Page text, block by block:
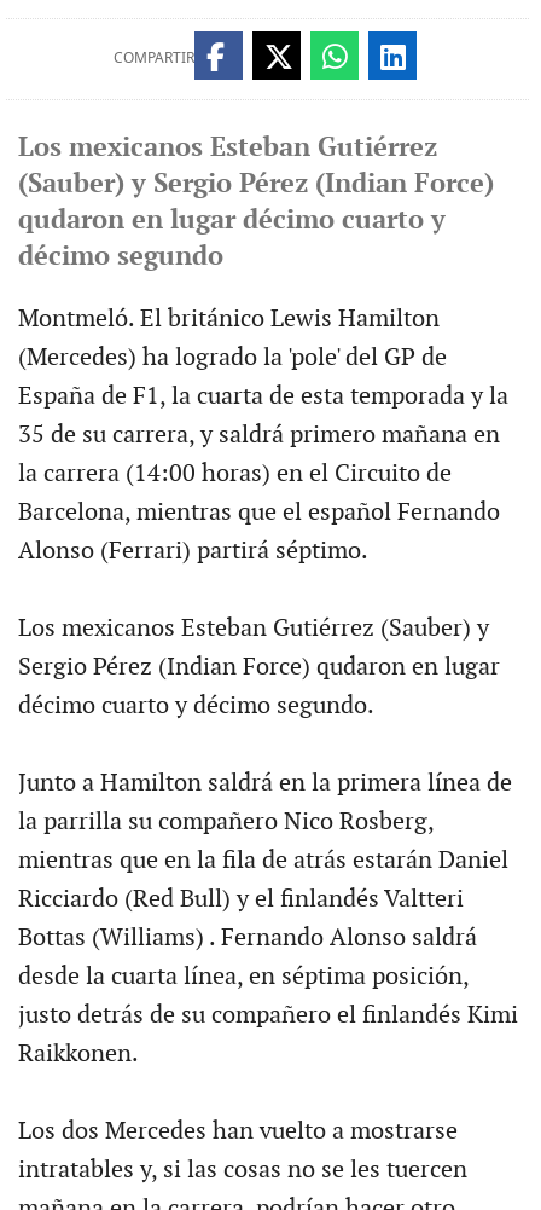
COMPARTIR
Los mexicanos Esteban Gutiérrez
(Sauber) y Sergio Pérez (Indian Force)
qudaron en lugar décimo cuarto y
décimo segundo
Montmeló. El británico Lewis Hamilton
(Mercedes) ha logrado la 'pole' del GP de
España de F1, la cuarta de esta temporada y la
35 de su carrera, y saldrá primero mañana en
la carrera (14:00 horas) en el Circuito de
Barcelona, mientras que el español Fernando
Alonso (Ferrari) partirá séptimo.
Los mexicanos Esteban Gutiérrez (Sauber) y
Sergio Pérez (Indian Force) qudaron en lugar
décimo cuarto y décimo segundo.
Junto a Hamilton saldrá en la primera línea de
la parrilla su compañero Nico Rosberg,
mientras que en la fila de atrás estarán Daniel
Ricciardo (Red Bull) y el finlandés Valtteri
Bottas (Williams) . Fernando Alonso saldrá
desde la cuarta línea, en séptima posición,
justo detrás de su compañero el finlandés Kimi
Raikkonen.
Los dos Mercedes han vuelto a mostrarse
intratables y, si las cosas no se les tuercen